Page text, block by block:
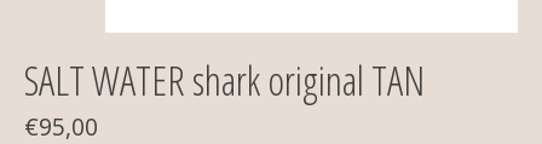
SALT WATER shark original TAN
€95,00